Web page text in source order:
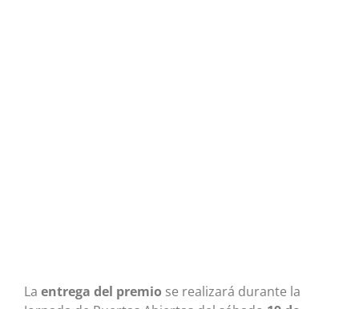
La entrega del premio se realizará durante la